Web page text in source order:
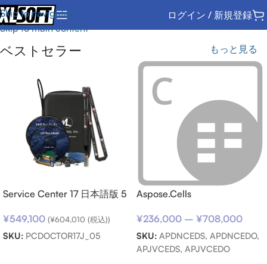
Skip to navigation
Skip to main content
ログイン / 新規登録
ベストセラー もっと見る
Service Center 17 日本語版 5
¥549,100 (¥604,010 (税込))
SKU: PCDOCTOR17J_05
Aspose.Cells
¥236,000 – ¥708,000
SKU: APDNCEDS, APDNCEDO,
APJVCEDS, APJVCEDO